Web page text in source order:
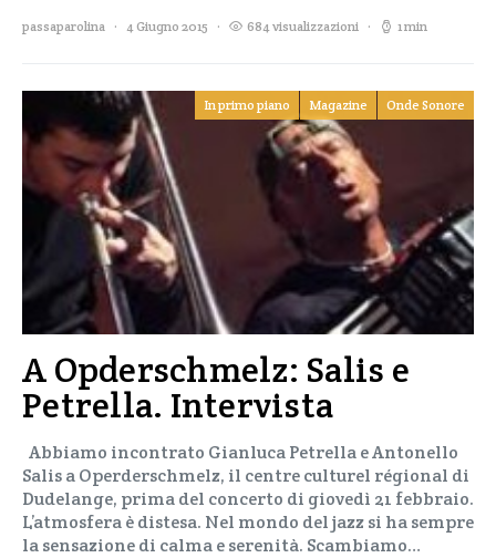
passaparolina 4 Giugno 2015 684 visualizzazioni 1 min
In primo piano Magazine Onde Sonore
A Opderschmelz: Salis e
Petrella. Intervista
Abbiamo incontrato Gianluca Petrella e Antonello
Salis a Operderschmelz, il centre culturel régional di
Dudelange, prima del concerto di giovedì 21 febbraio.
L’atmosfera è distesa. Nel mondo del jazz si ha sempre
la sensazione di calma e serenità. Scambiamo…